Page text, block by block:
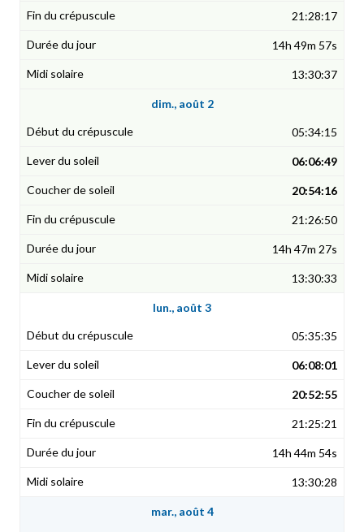
21:28:17
14h 49m 57s
13:30:37
dim., août 2
05:34:15
06:06:49
20:54:16
21:26:50
14h 47m 27s
13:30:33
lun., août 3
05:35:35
06:08:01
20:52:55
21:25:21
14h 44m 54s
13:30:28
mar., août 4